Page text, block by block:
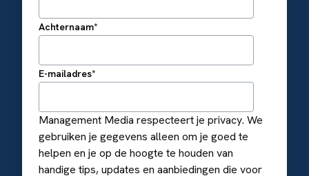
Achternaam*
E-mailadres*
Management Media respecteert je privacy. We
gebruiken je gegevens alleen om je goed te
helpen en je op de hoogte te houden van
handige tips, updates en aanbiedingen die voor